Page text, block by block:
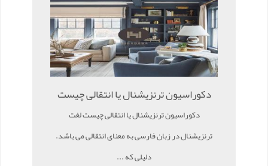
دکوراسیون ترنزیشنال یا انتقالی چیست
دکوراسیون ترنزیشنال یا انتقالی چیست لغت
ترنزیشنال در زبان فارسی به معنای انتقالی می باشد.
دلیلی که ...